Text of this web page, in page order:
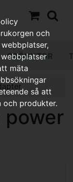
GRÖNYTOR
power
och
mäta
så att
produkter.